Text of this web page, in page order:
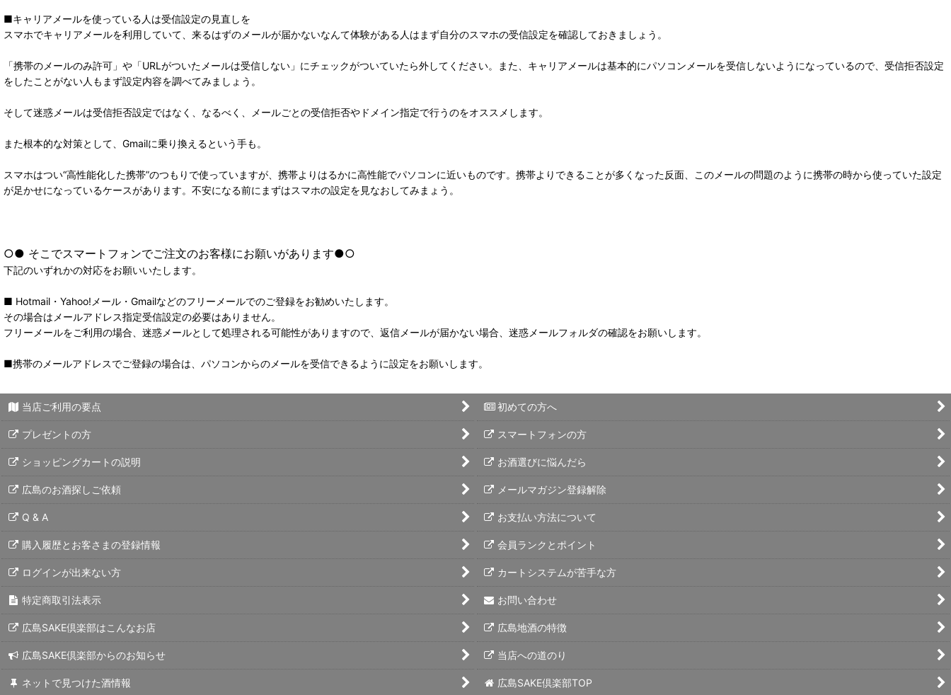
■キャリアメールを使っている人は受信設定の見直しを
スマホでキャリアメールを利用していて、来るはずのメールが届かないなんて体験がある人はまず自分のスマホの受信設定を確認しておきましょう。
「携帯のメールのみ許可」や「URLがついたメールは受信しない」にチェックがついていたら外してください。また、キャリアメールは基本的にパソコンメールを受信しないようになっているので、受信拒否設定
をしたことがない人もまず設定内容を調べてみましょう。
そして迷惑メールは受信拒否設定ではなく、なるべく、メールごとの受信拒否やドメイン指定で行うのをオススメします。
また根本的な対策として、Gmailに乗り換えるという手も。
スマホはつい“高性能化した携帯”のつもりで使っていますが、携帯よりはるかに高性能でパソコンに近いものです。携帯よりできることが多くなった反面、このメールの問題のように携帯の時から使っていた設定
が足かせになっているケースがあります。不安になる前にまずはスマホの設定を見なおしてみまょう。
○● そこでスマートフォンでご注文のお客様にお願いがあります●○
下記のいずれかの対応をお願いいたします。
■ Hotmail・Yahoo!メール・Gmailなどのフリーメールでのご登録をお勧めいたします。
その場合はメールアドレス指定受信設定の必要はありません。
フリーメールをご利用の場合、迷惑メールとして処理される可能性がありますので、返信メールが届かない場合、迷惑メールフォルダの確認をお願いします。
■携帯のメールアドレスでご登録の場合は、パソコンからのメールを受信できるように設定をお願いします。
当店ご利用の要点 初めての方へ
プレゼントの方 スマートフォンの方
ショッピングカートの説明 お酒選びに悩んだら
広島のお酒探しご依頼 メールマガジン登録解除
Q & A お支払い方法について
購入履歴とお客さまの登録情報 会員ランクとポイント
ログインが出来ない方 カートシステムが苦手な方
特定商取引法表示 お問い合わせ
広島SAKE倶楽部はこんなお店 広島地酒の特徴
広島SAKE倶楽部からのお知らせ 当店への道のり
ネットで見つけた酒情報 広島SAKE倶楽部TOP